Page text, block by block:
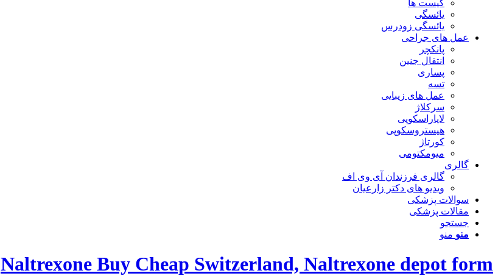
کیست ها
یائسگی
یائسگی زودرس
عمل های جراحی
پانکچر
انتقال جنین
پساری
تسه
عمل های زیبایی
سرکلاژ
لاپاراسکوپی
هیستروسکوپی
کورتاژ
میومکتومی
گالری
گالری فرزندان آی وی اف
ویدیو های دکتر زارعیان
سوالات پزشکی
مقالات پزشکی
جستجو
منو منو
Naltrexone Buy Cheap Switzerland, Naltrexone depot form